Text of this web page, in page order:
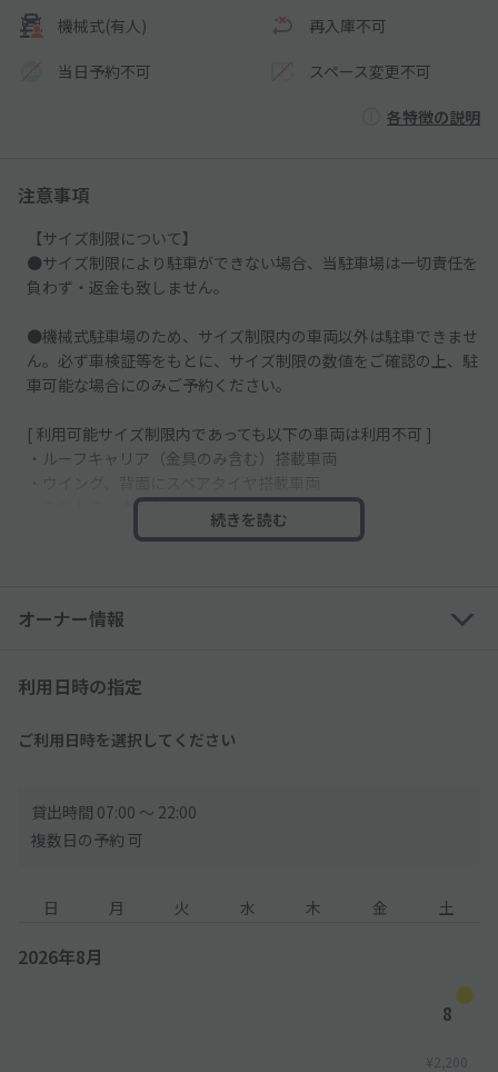
機械式(有人) 再入庫不可
当日予約不可 スペース変更不可
各特徴の説明
注意事項
【サイズ制限について】
●サイズ制限により駐車ができない場合、当駐車場は一切責任を
負わず・返金も致しません。
●機械式駐車場のため、サイズ制限内の車両以外は駐車できませ
ん。必ず車検証等をもとに、サイズ制限の数値をご確認の上、駐
車可能な場合にのみご予約ください。
[ 利用可能サイズ制限内であっても以下の車両は利用不可 ]
・ルーフキャリア（金具のみ含む）搭載車両
・各種トラックなど
・サイドミラーが折りたためない車両
※外国車・スポーツカーなどのタイヤ幅が広い車は利用できない
※メルセデスベンツは一部車種のみ制限内ですが、タイプ・年式
等により車幅制限オーバーで利用できません
【ご利用時間について】
認の上、入出庫をお願いいたします。
※利用時間外でのご利用は出来ません。
※万が一利用時間を超えて駐車をしてしまった場合、現地にて別
▼以下現地料金
-----------------------------------
【時間料金】
続きを読む
オーナー情報
利用日時の指定
ご利用日時を選択してください
貸出時間 07:00 〜 22:00
複数日の予約 可
日 月 火 水 木 金 土
2026年8月
8
¥2,200